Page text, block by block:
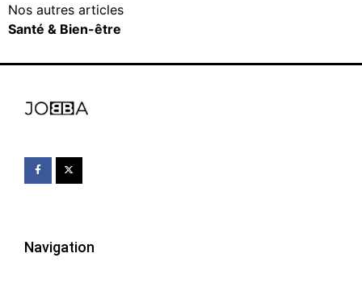
Nos autres articles
Santé & Bien-être
Navigation